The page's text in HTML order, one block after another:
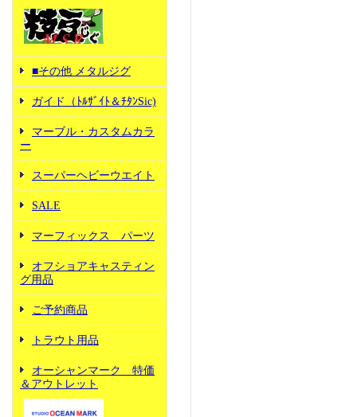
■その他 メタルジグ
ガイド（ﾄﾙｻﾞｲﾄ＆ﾁﾀﾝSic)
マーブル・カスタムカラ
ー
スーパーヘビーウエイト
SALE
マーフィックス パーツ
オフショアキャスティン
グ用品
ご予約商品
トラウト用品
オーシャンマーク 特価
＆アウトレット